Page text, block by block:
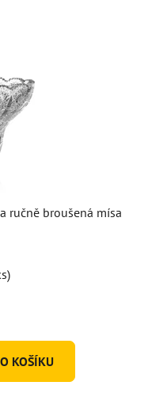
ručně broušená mísa
KOŠÍKU